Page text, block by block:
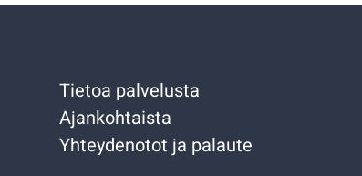
Tietoa palvelusta
Ajankohtaista
Yhteydenotot ja palaute